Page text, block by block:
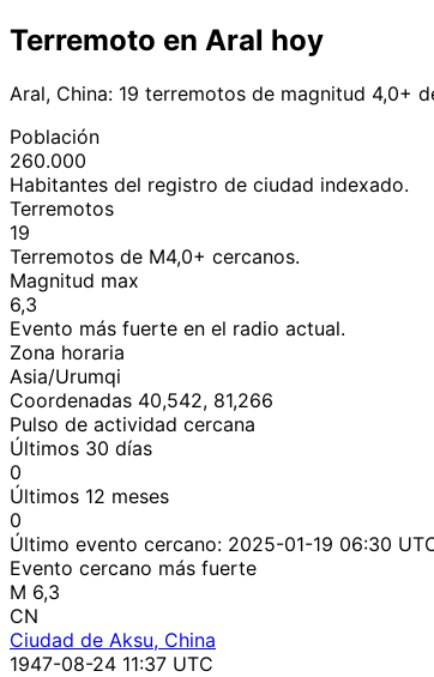
Terremoto en Aral hoy
Aral, China: 19 terremotos de magnitud 4,0+
Población
260.000
Habitantes del registro de ciudad indexado.
Terremotos
19
Terremotos de M4,0+ cercanos.
Magnitud max
6,3
Evento más fuerte en el radio actual.
Zona horaria
Asia/Urumqi
Coordenadas 40,542, 81,266
Pulso de actividad cercana
Últimos 30 días
0
Últimos 12 meses
0
Último evento cercano: 2025-01-19 06:30
Evento cercano más fuerte
M 6,3
CN
Ciudad de Aksu, China
1947-08-24 11:37 UTC